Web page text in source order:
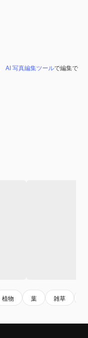
AI 写真編集ツールで編集で
植物 葉 雑草